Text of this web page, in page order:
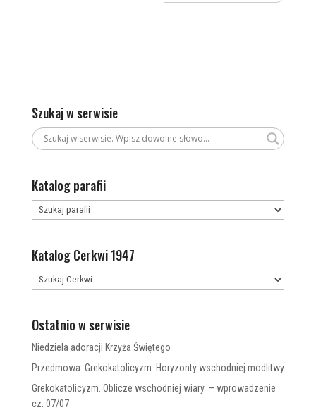
Szukaj w serwisie
Katalog parafii
Katalog Cerkwi 1947
Ostatnio w serwisie
Niedziela adoracji Krzyża Świętego
Przedmowa: Grekokatolicyzm. Horyzonty wschodniej modlitwy
Grekokatolicyzm. Oblicze wschodniej wiary – wprowadzenie
cz. 07/07